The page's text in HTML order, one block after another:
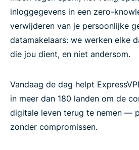
inloggegevens in een zero-
verwijderen van je persoonlijke
datamakelaars: we werken elke
die jou dient, en niet andersom.
Vandaag de dag helpt
in meer dan 180 landen om de
digitale leven terug te nemen —
zonder compromissen.